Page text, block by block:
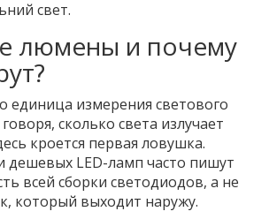
свет.
люмены и почему
единица измерения светового
сколько света излучает
кроется первая ловушка.
дешевых LED-ламп часто пишут
всей сборки светодиодов, а не
который выходит наружу.